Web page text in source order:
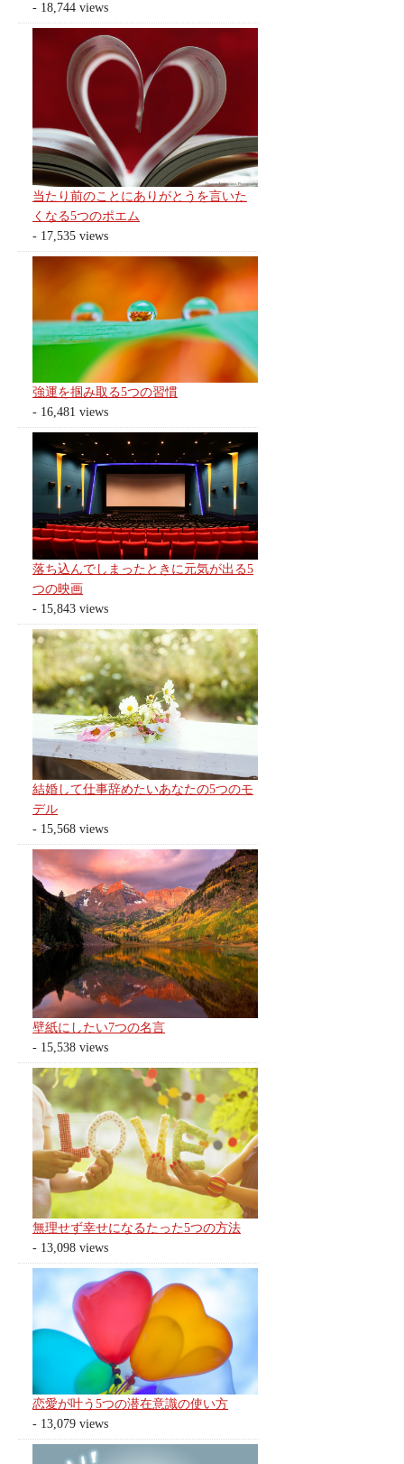
- 18,744 views
当たり前のことにありがとうを言いた
くなる5つのポエム
- 17,535 views
強運を掴み取る5つの習慣
- 16,481 views
落ち込んでしまったときに元気が出る5
つの映画
- 15,843 views
結婚して仕事辞めたいあなたの5つのモ
デル
- 15,568 views
壁紙にしたい7つの名言
- 15,538 views
無理せず幸せになるたった5つの方法
- 13,098 views
恋愛が叶う5つの潜在意識の使い方
- 13,079 views